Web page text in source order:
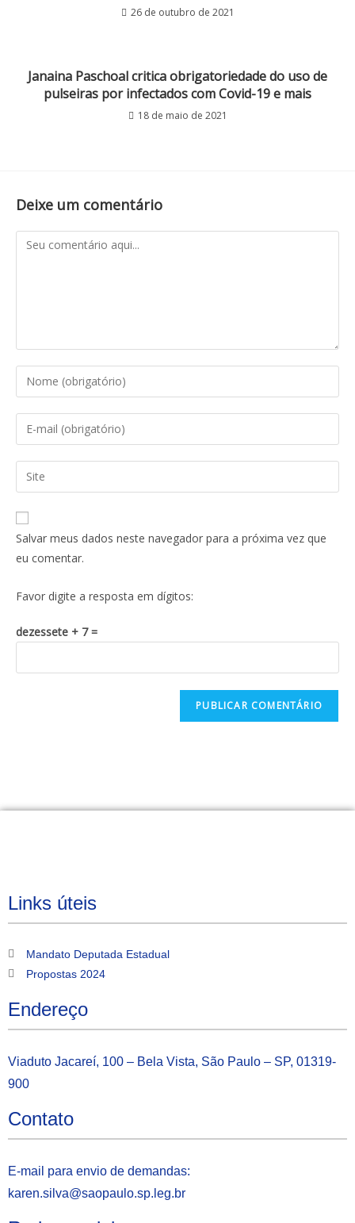
26 de outubro de 2021
Janaina Paschoal critica obrigatoriedade do uso de
pulseiras por infectados com Covid-19 e mais
18 de maio de 2021
Deixe um comentário
Salvar meus dados neste navegador para a próxima vez que
eu comentar.
Favor digite a resposta em dígitos:
dezessete + 7 =
Links úteis
Mandato Deputada Estadual
Propostas 2024
Endereço
Viaduto Jacareí, 100 – Bela Vista, São Paulo – SP, 01319-
900
Contato
E-mail para envio de demandas:
karen.silva@saopaulo.sp.leg.br